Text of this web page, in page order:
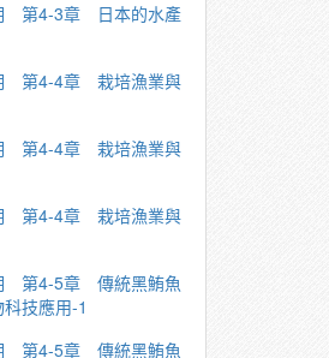
第4-3章 日本的水產
第4-4章 栽培漁業與
第4-4章 栽培漁業與
第4-4章 栽培漁業與
第4-5章 傳統黑鮪魚
技應用-1
第4-5章 傳統黑鮪魚